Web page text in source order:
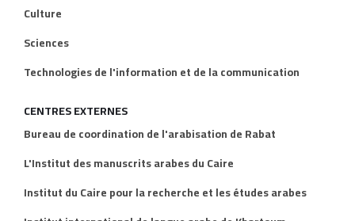
Culture
Sciences
Technologies de l'information et de la communication
CENTRES EXTERNES
Bureau de coordination de l'arabisation de Rabat
L'Institut des manuscrits arabes du Caire
Institut du Caire pour la recherche et les études arabes